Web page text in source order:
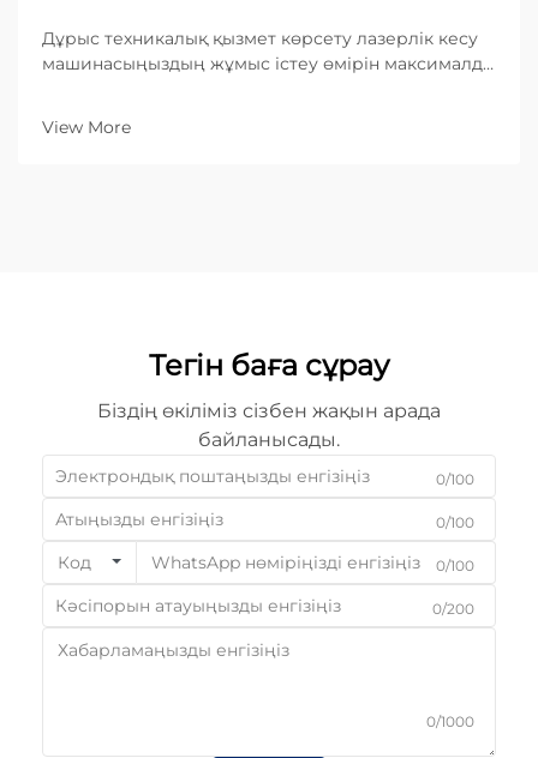
Дұрыс техникалық қызмет көрсету лазерлік кесу
машинасыңыздың жұмыс істеу өмірін максималды
негізгі шарт болып табылады. Жүйелі техникалық
View More
Тегін баға сұрау
Біздің өкіліміз сізбен жақын арада
байланысады.
0/100
0/100
Код 0/100
0/200
0/1000